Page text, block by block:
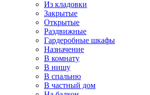
Из кладовки
Закрытые
Открытые
Раздвижные
Гардеробные шкафы
Назначение
В комнату
В нишу
В спальню
В частный дом